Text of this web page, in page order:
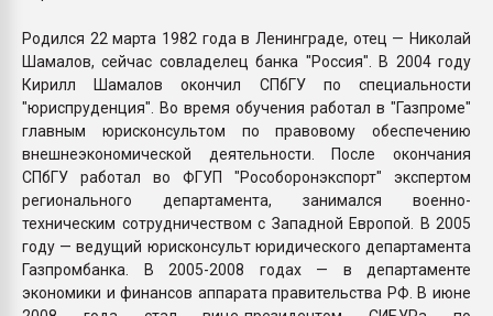
Родился 22 марта 1982 года в Ленинграде, отец — Николай
Шамалов, сейчас совладелец банка "Россия". В 2004 году
Кирилл Шамалов окончил СПбГУ по специальности
"юриспруденция". Во время обучения работал в "Газпроме"
главным юрисконсультом по правовому обеспечению
внешнеэкономической деятельности. После окончания
СПбГУ работал во ФГУП "Рособоронэкспорт" экспертом
регионального департамента, занимался военно-
техническим сотрудничеством с Западной Европой. В 2005
году — ведущий юрисконсульт юридического департамента
Газпромбанка. В 2005-2008 годах — в департаменте
экономики и финансов аппарата правительства РФ. В июне